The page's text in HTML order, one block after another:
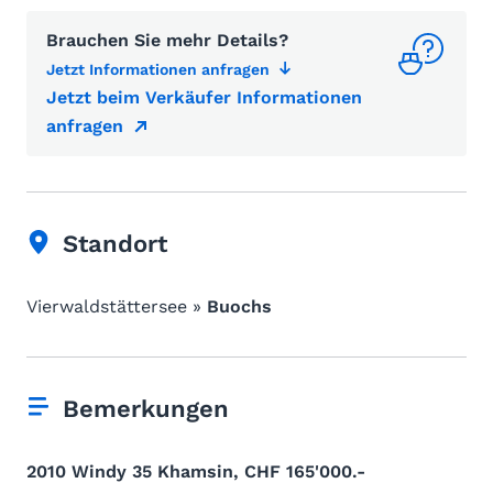
Brauchen Sie mehr Details?
Jetzt Informationen anfragen
Jetzt beim Verkäufer Informationen
anfragen
Standort
Vierwaldstättersee » Buochs
Bemerkungen
2010 Windy 35 Khamsin, CHF 165'000.-